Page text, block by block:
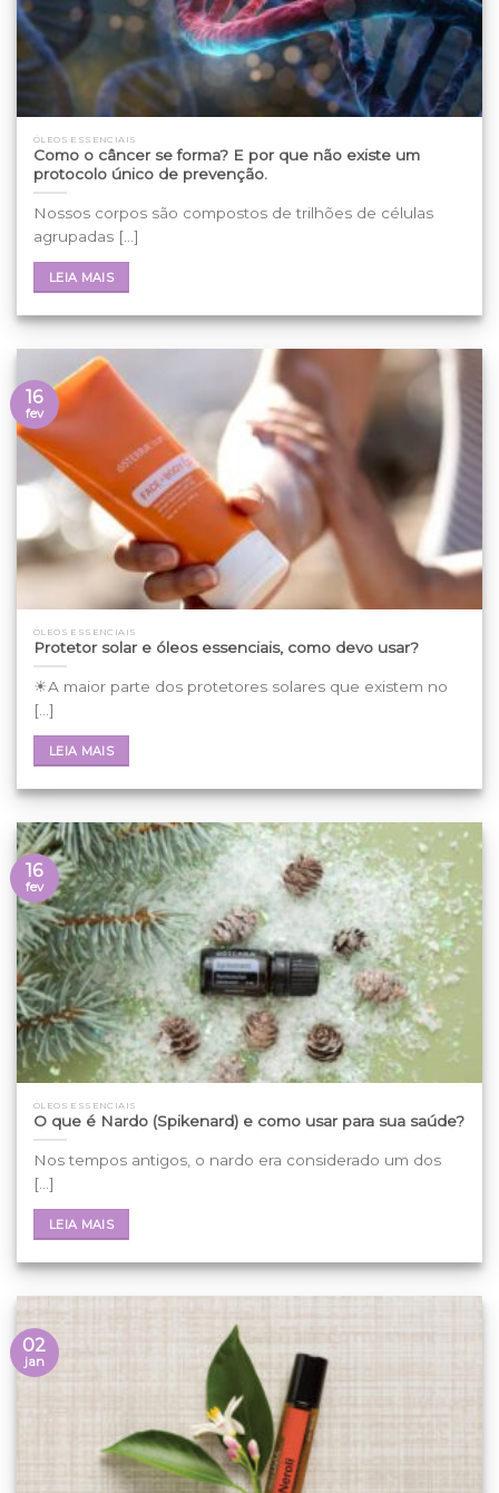
ÓLEOS ESSENCIAIS
Como o câncer se forma? E por que não existe um
protocolo único de prevenção.
Nossos corpos são compostos de trilhões de células
agrupadas [...]
LEIA MAIS
ÓLEOS ESSENCIAIS
Protetor solar e óleos essenciais, como devo usar?
☀A maior parte dos protetores solares que existem no
[...]
LEIA MAIS
16
fev
ÓLEOS ESSENCIAIS
O que é Nardo (Spikenard) e como usar para sua saúde?
Nos tempos antigos, o nardo era considerado um dos
[...]
LEIA MAIS
16
fev
02
jan